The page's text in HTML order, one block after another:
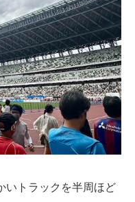
いトラックを半周ほど